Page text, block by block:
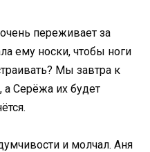
переживает за
ему носки, чтобы ноги
Мы завтра к
Серёжа их будет
и молчал. Аня